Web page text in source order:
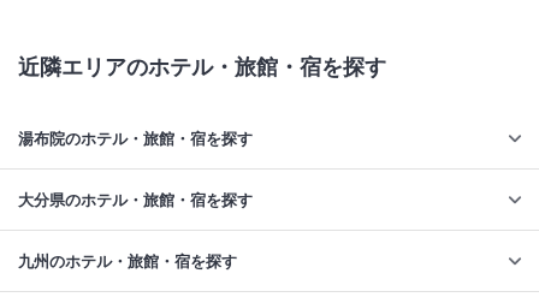
近隣エリアのホテル・旅館・宿を探す
湯布院のホテル・旅館・宿を探す
大分県のホテル・旅館・宿を探す
九州のホテル・旅館・宿を探す